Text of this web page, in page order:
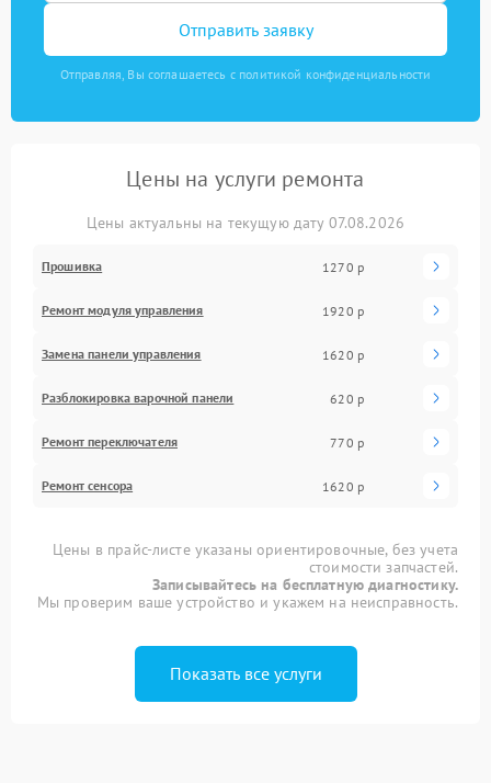
Отправить заявку
Отправляя, Вы соглашаетесь с политикой конфиденциальности
Цены на услуги ремонта
Цены актуальны на текущую дату 07.08.2026
Прошивка 1270 р
Ремонт модуля управления 1920 р
Замена панели управления 1620 р
Разблокировка варочной панели 620 р
Ремонт переключателя 770 р
Ремонт сенсора 1620 р
Цены в прайс-листе указаны ориентировочные, без учета
стоимости запчастей.
Записывайтесь на бесплатную диагностику.
Мы проверим ваше устройство и укажем на неисправность.
Показать все услуги